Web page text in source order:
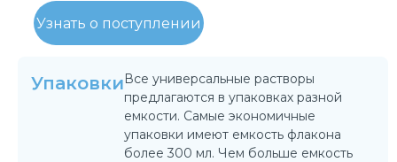
Узнать о поступлении
УпаковкиВсе универсальные растворы
предлагаются в упаковках разной
емкости. Самые экономичные
упаковки имеют емкость флакона
более 300 мл. Чем больше емкость